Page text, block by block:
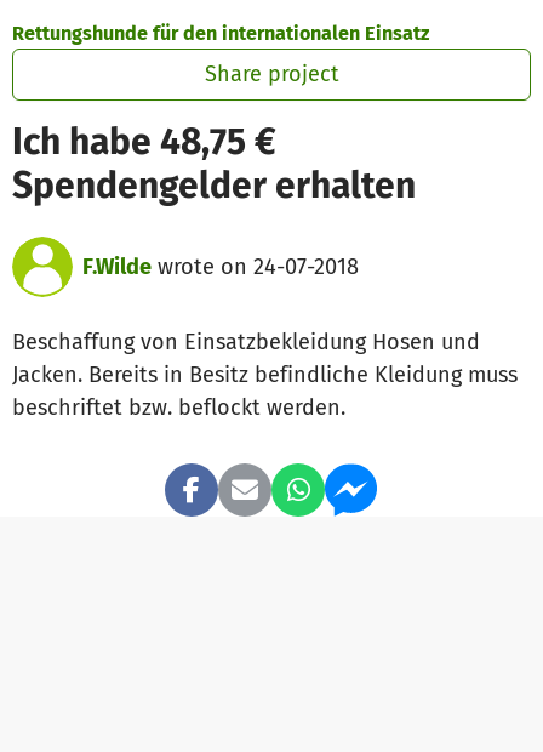
Rettungshunde für den internationalen Einsatz
Share project
Ich habe 48,75 €
Spendengelder erhalten
F.Wilde wrote on 24-07-2018
Beschaffung von Einsatzbekleidung Hosen und
Jacken. Bereits in Besitz befindliche Kleidung muss
beschriftet bzw. beflockt werden.